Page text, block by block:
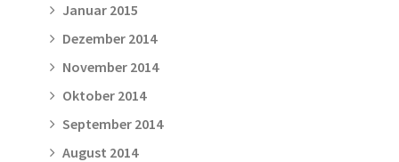
Januar 2015
Dezember 2014
November 2014
Oktober 2014
September 2014
August 2014